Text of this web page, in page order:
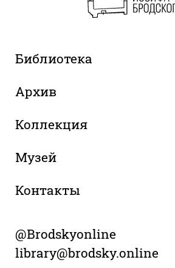
Библиотека
Архив
Коллекция
Музей
Контакты
@Brodskyonline
library@brodsky.online